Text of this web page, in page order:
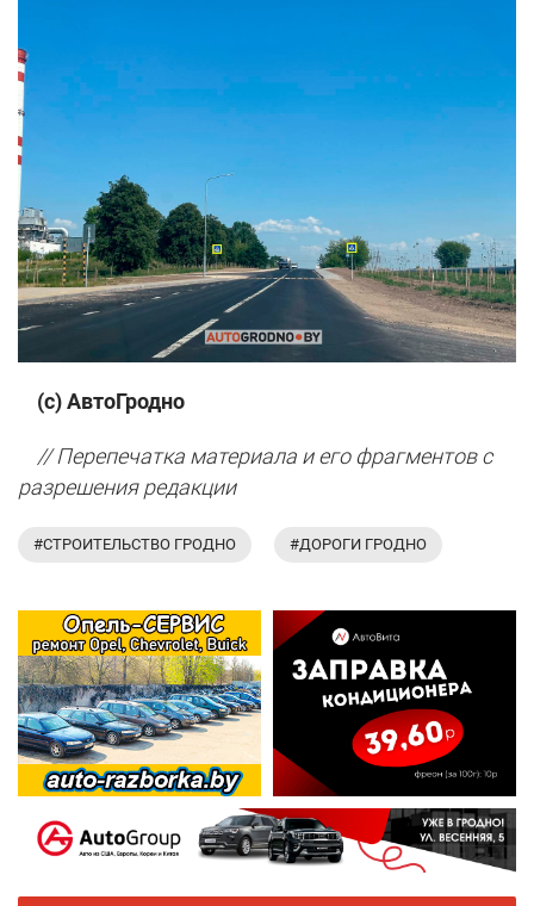
(с) АвтоГродно
// Перепечатка материала и его фрагментов с
разрешения редакции
#СТРОИТЕЛЬСТВО ГРОДНО #ДОРОГИ ГРОДНО